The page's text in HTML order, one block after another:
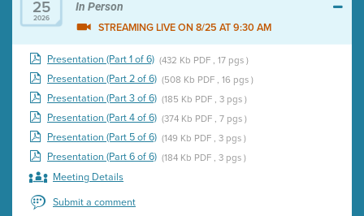
25
2026
In Person
STREAMING LIVE ON 8/25 AT 9:30 AM
Presentation (Part 1 of 6) (432 Kb PDF , 17 pgs )
Presentation (Part 2 of 6) (508 Kb PDF , 16 pgs )
Presentation (Part 3 of 6) (185 Kb PDF , 3 pgs )
Presentation (Part 4 of 6) (374 Kb PDF , 7 pgs )
Presentation (Part 5 of 6) (149 Kb PDF , 3 pgs )
Presentation (Part 6 of 6) (184 Kb PDF , 3 pgs )
Meeting Details
Submit a comment